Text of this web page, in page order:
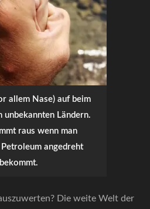
allem Nase) auf beim
unbekannten Ländern.
raus wenn man
angedreht
bekommt.
Die weite Welt der